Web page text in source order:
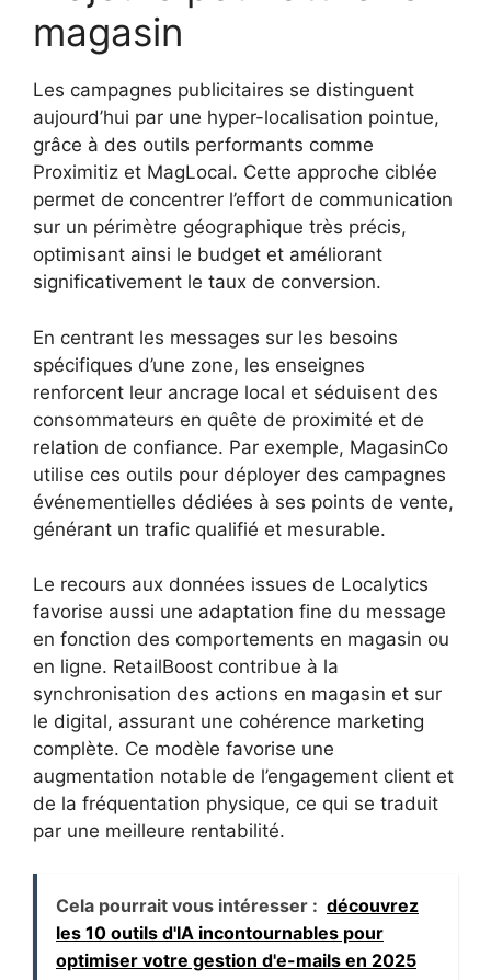
magasin
Les campagnes publicitaires se distinguent
aujourd’hui par une hyper-localisation pointue,
grâce à des outils performants comme
Proximitiz et MagLocal. Cette approche ciblée
permet de concentrer l’effort de communication
sur un périmètre géographique très précis,
optimisant ainsi le budget et améliorant
significativement le taux de conversion.
En centrant les messages sur les besoins
spécifiques d’une zone, les enseignes
renforcent leur ancrage local et séduisent des
consommateurs en quête de proximité et de
relation de confiance. Par exemple, MagasinCo
utilise ces outils pour déployer des campagnes
événementielles dédiées à ses points de vente,
générant un trafic qualifié et mesurable.
Le recours aux données issues de Localytics
favorise aussi une adaptation fine du message
en fonction des comportements en magasin ou
en ligne. RetailBoost contribue à la
synchronisation des actions en magasin et sur
le digital, assurant une cohérence marketing
complète. Ce modèle favorise une
augmentation notable de l’engagement client et
de la fréquentation physique, ce qui se traduit
par une meilleure rentabilité.
Cela pourrait vous intéresser : découvrez
les 10 outils d'IA incontournables pour
optimiser votre gestion d'e-mails en 2025